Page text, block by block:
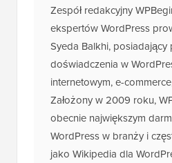
Zespół redakcyjny
ekspertów WordPress
Syeda Balkhi, posiadający
doświadczenia w
internetowym, e-
Założony w 2009 roku,
obecnie największym
WordPress w branży i
jako Wikipedia dla